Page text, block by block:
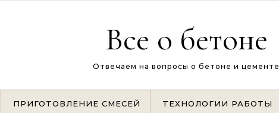
Все о бетоне
Отвечаем на вопросы о бетоне и цементе
ПРИГОТОВЛЕНИЕ СМЕСЕЙ ТЕХНОЛОГИИ РАБОТЫ